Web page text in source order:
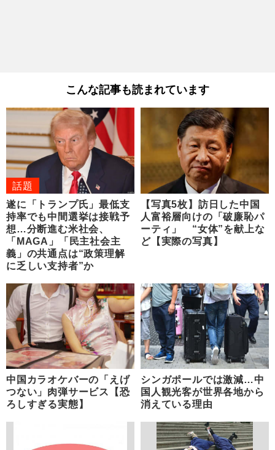
こんな記事も読まれています
話題
遂に「トランプ氏」最低支
持率でも中間選挙は接戦予
想…分断進む米社会、
「MAGA」「民主社会主
義」の共通点は“政策理解
に乏しい支持者”か
【写真5枚】訪日した中国
人富裕層向けの「破廉恥パ
ーティ」 “女体”を献上な
ど【実際の写真】
中国カラオケバーの「えげ
つない」肉弾サービス【恐
ろしすぎる実態】
シンガポールでは激減…中
国人観光客が世界各地から
消えている理由